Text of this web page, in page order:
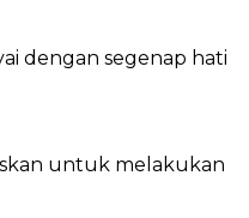
dengan segenap hati
untuk melakukan